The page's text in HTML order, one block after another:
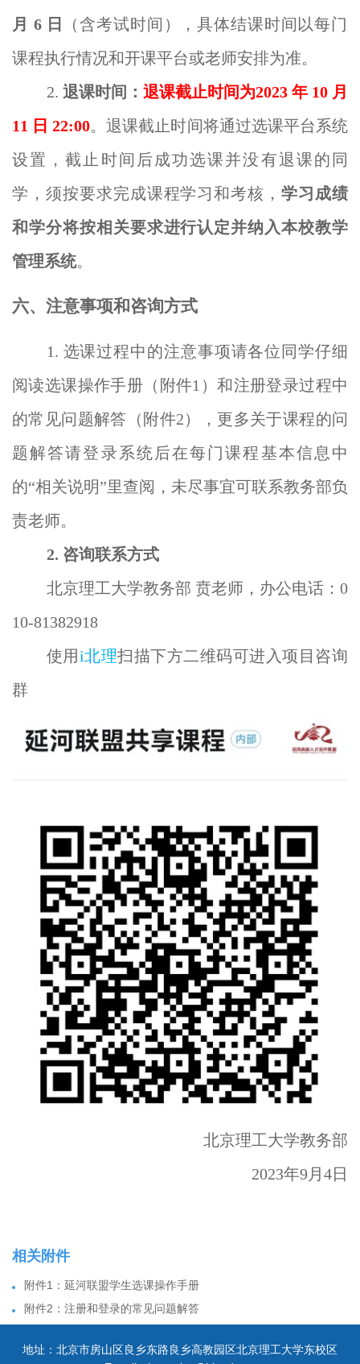
月 6 日
（含考试时间），具体结课时间以每门
课程执行情况和开课平台或老师安排为准。
2. 退课时间： 退课截止时间为2023 年10 月
11 日 22:00。退课截止时间将通过选课平台系统
设置，截止时间后成功选课并没有退课的同
学，须按要求完成课程学习和考核，学习成绩
和学分将按相关要求进行认定并纳入本校教学
管理系统。
六、注意事项和咨询方式
1. 选课过程中的注意事项请各位同学仔细
阅读选课操作手册（附件1）和注册登录过程中
的常见问题解答（附件2），更多关于课程的问
题解答请登录系统后在每门课程基本信息中
的“相关说明”里查阅，未尽事宜可联系教务部负
责老师。
2. 咨询联系方式
北京理工大学教务部 贲老师，办公电话：0
10-81382918
使用i北理扫描下方二维码可进入项目咨询
群
北京理工大学教务部
2023年9月 4日
相关附件
附件1：延河联盟学生选课操作手册
附件2：注册和登录的常见问题解答
地址：北京市房山区良乡东路良乡高教园区北京理工大学东校区